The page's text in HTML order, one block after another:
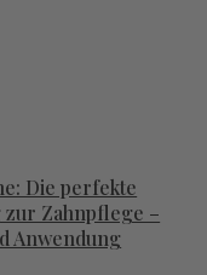
Die perfekte
Zahnpflege –
Anwendung